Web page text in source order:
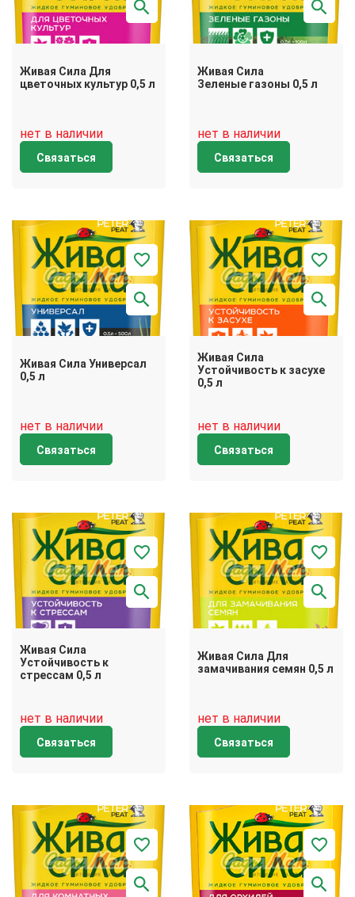
Живая Сила Для
цветочных культур 0,5 л
нет в наличии
Связаться
Живая Сила
Зеленые газоны 0,5 л
нет в наличии
Связаться
Живая Сила Универсал
0,5 л
нет в наличии
Связаться
Живая Сила
Устойчивость к засухе
0,5 л
нет в наличии
Связаться
Живая Сила
Устойчивость к
стрессам 0,5 л
нет в наличии
Связаться
Живая Сила Для
замачивания семян 0,5 л
нет в наличии
Связаться